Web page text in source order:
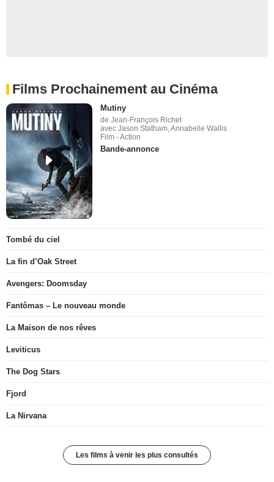
Films Prochainement au Cinéma
Mutiny
de Jean-François Richet
avec Jason Statham, Annabelle Wallis
Film - Action
Bande-annonce
Tombé du ciel
La fin d’Oak Street
Avengers: Doomsday
Fantômas – Le nouveau monde
La Maison de nos rêves
Leviticus
The Dog Stars
Fjord
La Nirvana
Les films à venir les plus consultés